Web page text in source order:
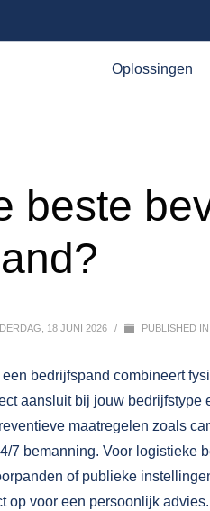
Oplossingen
beste
18 JUNI 2026 / PUBLISHED IN
bedrijfspand combineert
aansluit bij jouw
maatregelen zoals
7 bemanning. Voor logistieke
of publieke
op voor een persoonlijk advies.